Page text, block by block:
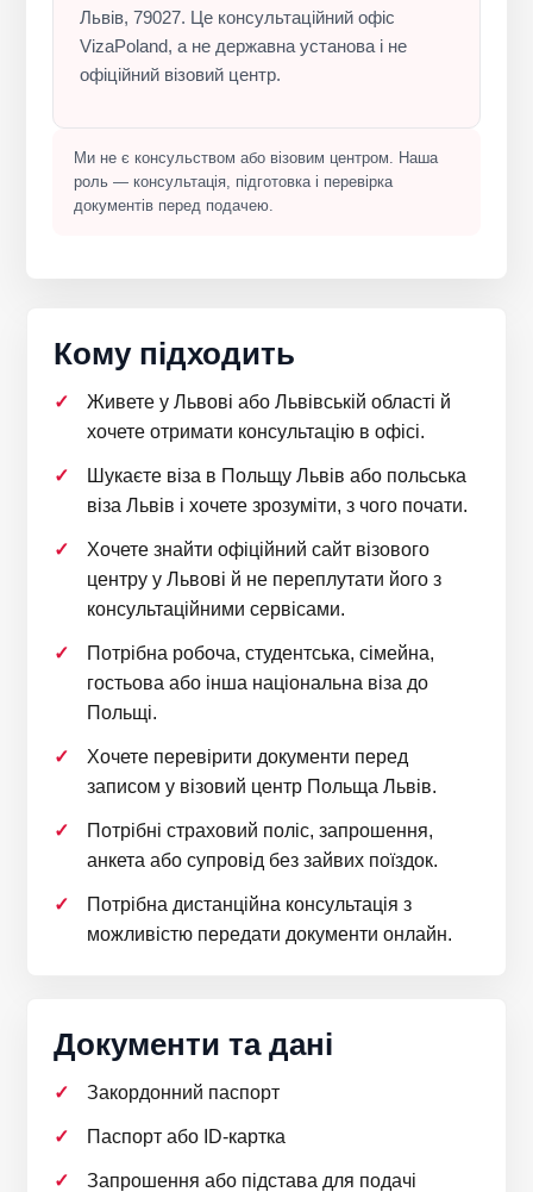
Львів, 79027. Це консультаційний офіс
VizaPoland, а не державна установа і не
офіційний візовий центр.
Ми не є консульством або візовим центром. Наша
роль — консультація, підготовка і перевірка
документів перед подачею.
Кому підходить
Живете у Львові або Львівській області й
хочете отримати консультацію в офісі.
Шукаєте віза в Польщу Львів або польська
віза Львів і хочете зрозуміти, з чого почати.
Хочете знайти офіційний сайт візового
центру у Львові й не переплутати його з
консультаційними сервісами.
Потрібна робоча, студентська, сімейна,
гостьова або інша національна віза до
Польщі.
Хочете перевірити документи перед
записом у візовий центр Польща Львів.
Потрібні страховий поліс, запрошення,
анкета або супровід без зайвих поїздок.
Потрібна дистанційна консультація з
можливістю передати документи онлайн.
Документи та дані
Закордонний паспорт
Паспорт або ID-картка
Запрошення або підстава для подачі